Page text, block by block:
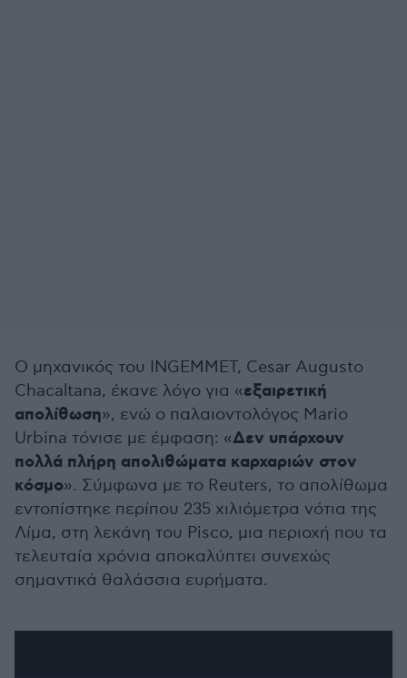
Ο μηχανικός του INGEMMET, Cesar Augusto
Chacaltana, έκανε λόγο για «εξαιρετική
απολίθωση», ενώ ο παλαιοντολόγος Mario
Urbina τόνισε με έμφαση: «Δεν υπάρχουν
πολλά πλήρη απολιθώματα καρχαριών στον
κόσμο». Σύμφωνα με το Reuters, το απολίθωμα
εντοπίστηκε περίπου 235 χιλιόμετρα νότια της
Λίμα, στη λεκάνη του Pisco, μια περιοχή που τα
τελευταία χρόνια αποκαλύπτει συνεχώς
σημαντικά θαλάσσια ευρήματα.